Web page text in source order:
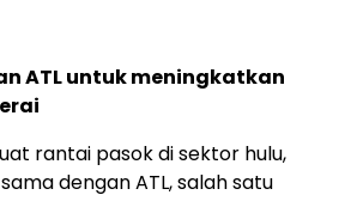
ATL untuk meningkatkan
rantai pasok di sektor hulu,
dengan ATL, salah satu